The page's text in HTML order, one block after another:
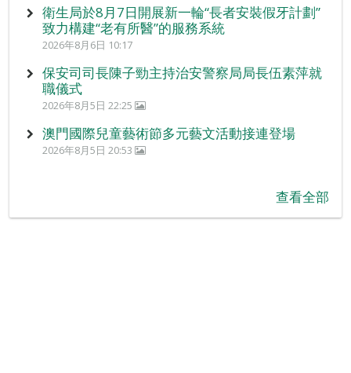
衛生局於8月7日開展新一輪“長者安裝假牙計劃”
致力構建“老有所醫”的服務系統
2026年8月6日 10:17
保安司司長陳子勁主持治安警察局局長伍素萍就
職儀式
2026年8月5日 22:25
澳門國際兒童藝術節多元藝文活動接連登場
2026年8月5日 20:53
查看全部